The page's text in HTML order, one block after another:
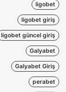
ligobet
ligobet giriş
ligobet güncel giriş
Galyabet
Galyabet Giriş
perabet